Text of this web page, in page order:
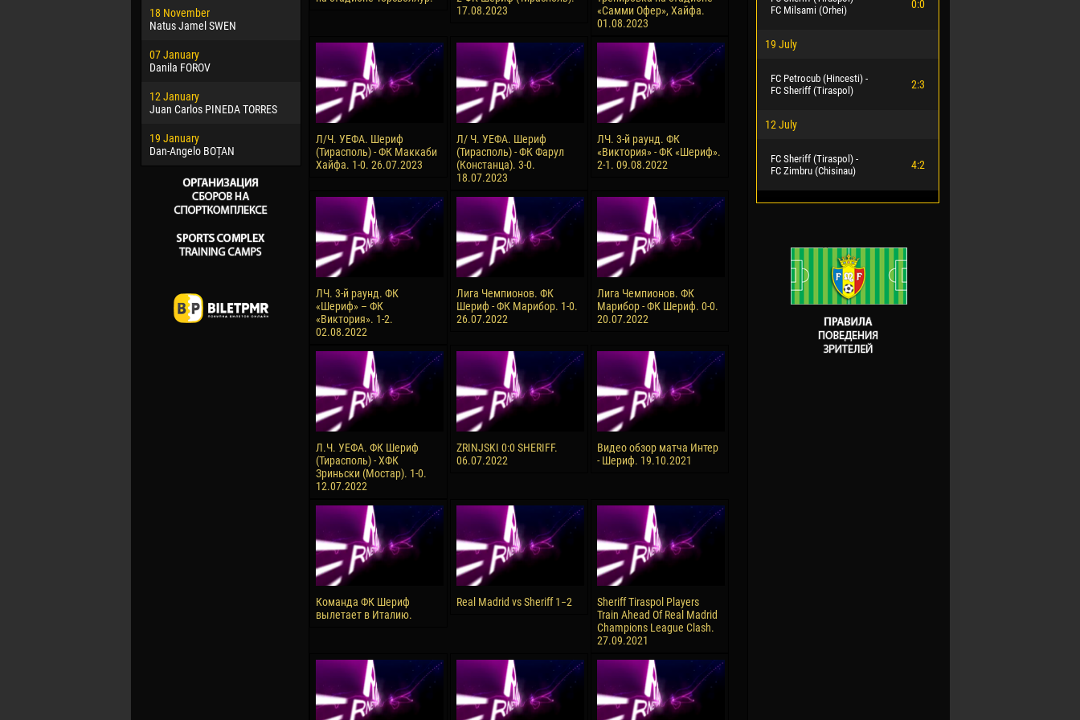
18 November
Natus Jamel SWEN
07 January
Danila FOROV
12 January
Juan Carlos PINEDA TORRES
19 January
Dan-Angelo BOȚAN
22 March
Samba KONÉ
26 March
Vitor Hugo Morais de OLIVEIRA
28 March
Raí LOPES DE OLIVEIRA
Soumaila MAGASSOUBA
10 July
Bourama FOMBA
15 July
Ivan DYULGEROV
17 July
Jair Ameth MODELO HERRERA
17.08.2023
«Самми Офер», Хайфа.
01.08.2023
Л/Ч. УЕФА. Шериф
(Тирасполь) - ФК Маккаби
Хайфа. 1-0. 26.07.2023
Л/ Ч. УЕФА. Шериф
(Тирасполь) - ФК Фарул
(Констанца). 3-0.
18.07.2023
ЛЧ. 3-й раунд. ФК
«Виктория» - ФК «Шериф».
2-1. 09.08.2022
ЛЧ. 3-й раунд. ФК
«Шериф» – ФК
«Виктория». 1-2.
02.08.2022
Лига Чемпионов. ФК
Шериф - ФК Марибор. 1-0.
26.07.2022
Лига Чемпионов. ФК
Марибор - ФК Шериф. 0-0.
20.07.2022
Л.Ч. УЕФА. ФК Шериф
(Тирасполь) - ХФК
Зриньски (Мостар). 1-0.
12.07.2022
ZRINJSKI 0:0 SHERIFF.
06.07.2022
Видео обзор матча Интер
- Шериф. 19.10.2021
Команда ФК Шериф
вылетает в Италию.
Real Madrid vs Sheriff 1−2
Sheriff Tiraspol Players
Train Ahead Of Real Madrid
Champions League Clash.
27.09.2021
FC Milsami (Orhei)
0:0
19 July
FC Petrocub (Hincesti) -
FC Sheriff (Tiraspol)
2:3
12 July
FC Sheriff (Tiraspol) -
FC Zimbru (Chisinau)
4:2